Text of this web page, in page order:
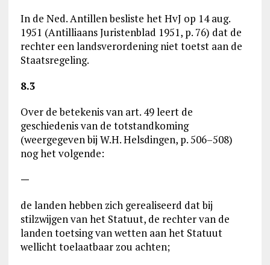
In de Ned. Antillen besliste het HvJ op 14 aug.
1951 (Antilliaans Juristenblad 1951, p. 76) dat de
rechter een landsverordening niet toetst aan de
Staatsregeling.
8.3
Over de betekenis van art. 49 leert de
geschiedenis van de totstandkoming
(weergegeven bij W.H. Helsdingen, p. 506–508)
nog het volgende:
—
de landen hebben zich gerealiseerd dat bij
stilzwijgen van het Statuut, de rechter van de
landen toetsing van wetten aan het Statuut
wellicht toelaatbaar zou achten;